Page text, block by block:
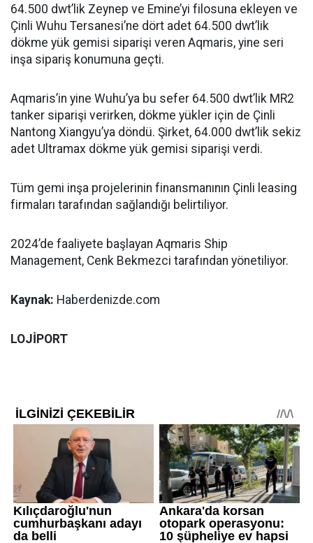
64.500 dwt’lik Zeynep ve Emine’yi filosuna ekleyen ve
Çinli Wuhu Tersanesi’ne dört adet 64.500 dwt’lik
dökme yük gemisi siparişi veren Aqmaris, yine seri
inşa sipariş konumuna geçti.
Aqmaris’in yine Wuhu’ya bu sefer 64.500 dwt’lik MR2
tanker siparişi verirken, dökme yükler için de Çinli
Nantong Xiangyu’ya döndü. Şirket, 64.000 dwt’lik sekiz
adet Ultramax dökme yük gemisi siparişi verdi.
Tüm gemi inşa projelerinin finansmanının Çinli leasing
firmaları tarafından sağlandığı belirtiliyor.
2024’de faaliyete başlayan Aqmaris Ship
Management, Cenk Bekmezci tarafından yönetiliyor.
Kaynak: Haberdenizde.com
LOJİPORT